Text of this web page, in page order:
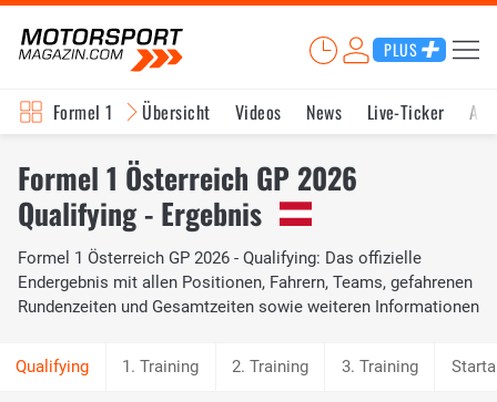
PLUS
Formel 1 Übersicht Videos News Live-Ticker
Formel 1 Österreich GP 2026
Qualifying - Ergebnis
Formel 1 Österreich GP 2026 - Qualifying: Das offizielle
Endergebnis mit allen Positionen, Fahrern, Teams, gefahrenen
Rundenzeiten und Gesamtzeiten sowie weiteren Informationen
1. Training 2. Training 3. Training